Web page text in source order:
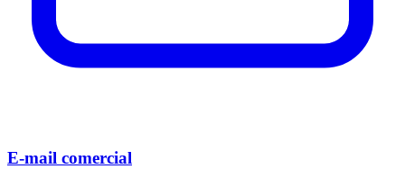
E-mail comercial